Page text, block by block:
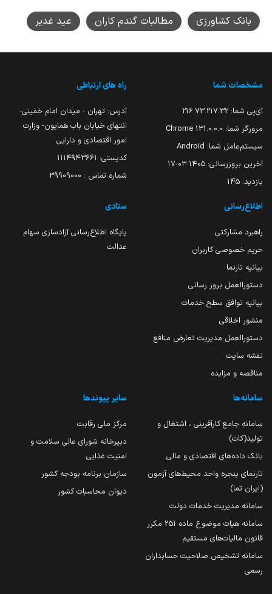
بانک کشاورزی مطالبات گندم کاران عید غدیر
مشخصات شما
آی‌پی شما: 216.73.217.32
مرورگر شما: 131.0.0.0 Chrome
سیستم‌عامل شما: Android
آخرین بروزرسانی: ۱۴۰۵-۰۳-۱۷
بازدید: 145
راه های ارتباطی
آدرس: تهران - میدان امام خمینی-
انتهای خیابان باب همایون- وزارت
امور اقتصادی و دارایی
کدپستی: ۱۱۱۴۹۴۳۶۶۱
شماره تماس : 39909000
اطلاع‌رسانی
راهبرد مشارکتی
حریم خصوصی کاربران
بیانیه تارنما
دستورالعمل بروز رسانی
بیانیه توافق سطح خدمات
منشور اخلاقی
دستورالعمل مدیریت تعارض منافع
نقشه سایت
مناقصه و مزایده
ستادی
پایگاه اطلاع‌رسانی آزادسازی سهام
عدالت
سامانه‌ها
سامانه جامع کارآفرینی ، اشتغال و
تولید(کات)
بانک داده‌های اقتصادی و مالی
تارنمای پنجره واحد محیط‌های آزمون
(ایران تما)
سامانه مدیریت خدمات دولت
سامانه هیات موضوع ماده 251 مکرر
قانون مالیات‌های مستقیم
سامانه تشخیص صلاحیت حسابداران
رسمی
سایر پیوندها
مرکز ملی رقابت
دبیرخانه شورای عالی سلامت و
امنیت غذایی
سازمان برنامه بودجه کشور
دیوان محاسبات کشور